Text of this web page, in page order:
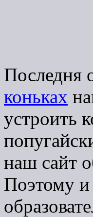
Последня
коньках
устроить
наш сайт
Поэтому и